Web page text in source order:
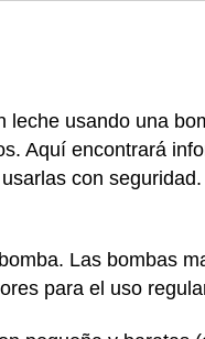
usando una
Aquí encontrará
con seguridad.
Las bombas
para el uso